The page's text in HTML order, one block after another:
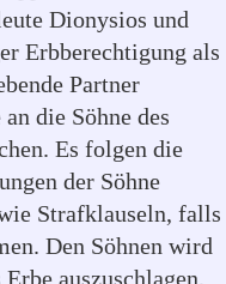
Dionysios und
Erbberechtigung als
Partner
die Söhne des
Es folgen die
der Söhne
Strafklauseln, falls
Den Söhnen wird
auszuschlagen,